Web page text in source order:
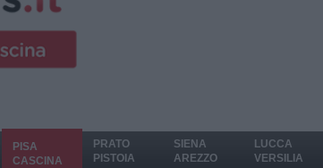
PISA
CASCINA
PRATO
PISTOIA
SIENA
AREZZO
LUCCA
VERSILIA